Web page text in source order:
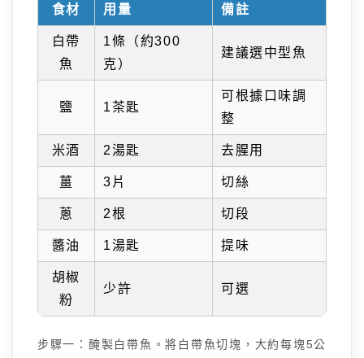
食材 用量 備註
白帶
魚
1條（約300
克）
建議選中型魚
鹽 1茶匙
可根據口味調
整
米酒 2湯匙 去腥用
薑 3片 切絲
蔥 2根 切段
醬油 1湯匙 提味
胡椒
粉
少許 可選
步驟一：醃製白帶魚。將白帶魚切塊，大約每塊5公